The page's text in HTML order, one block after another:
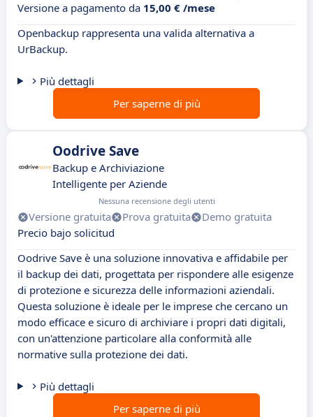
Versione a pagamento da 15,00 € /mese
Openbackup rappresenta una valida alternativa a
UrBackup.
Più dettagli
Per saperne di più
Oodrive Save
Backup e Archiviazione
Intelligente per Aziende
Nessuna recensione degli utenti
Versione gratuita Prova gratuita
Demo gratuita
Precio bajo solicitud
Oodrive Save è una soluzione innovativa e affidabile per
il backup dei dati, progettata per rispondere alle esigenze
di protezione e sicurezza delle informazioni aziendali.
Questa soluzione è ideale per le imprese che cercano un
modo efficace e sicuro di archiviare i propri dati digitali,
con un'attenzione particolare alla conformità alle
normative sulla protezione dei dati.
Più dettagli
Per saperne di più